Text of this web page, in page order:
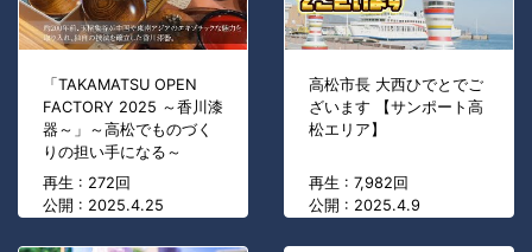
「TAKAMATSU OPEN
FACTORY 2025 ～香川漆
器～」～高松でものづく
りの担い手になる～
再生 : 272回
公開 : 2025.4.25
高松市長 大西ひでとでご
ざいます 【サンポート高
松エリア】
再生 : 7,982回
公開 : 2025.4.9